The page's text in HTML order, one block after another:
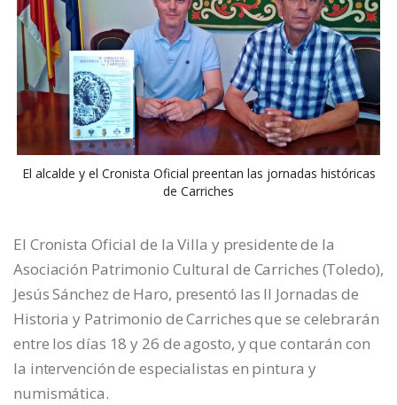
El alcalde y el Cronista Oficial preentan las jornadas históricas
de Carriches
El Cronista Oficial de la Villa y presidente de la
Asociación Patrimonio Cultural de Carriches (Toledo),
Jesús Sánchez de Haro, presentó las II Jornadas de
Historia y Patrimonio de Carriches que se celebrarán
entre los días 18 y 26 de agosto, y que contarán con
la intervención de especialistas en pintura y
numismática.